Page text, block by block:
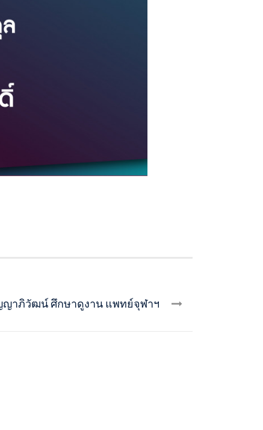
าภิวัฒน์ ศึกษาดูงาน แพทย์จุฬาฯ